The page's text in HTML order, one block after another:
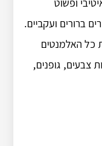
ופשוט
ברורים ועקביים.
כל האלמנטים
צבעים, גופנים,